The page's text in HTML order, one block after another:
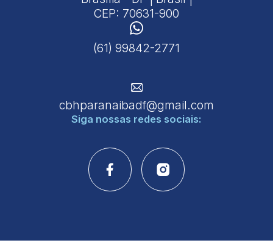
CEP: 70631-900
(61) 99842-2771
cbhparanaibadf@gmail.com
Siga nossas redes sociais: